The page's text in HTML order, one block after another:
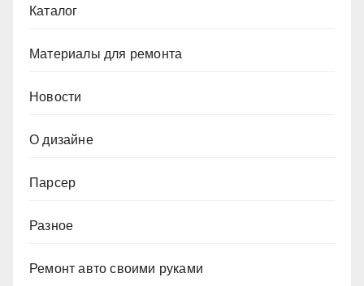
Каталог
Материалы для ремонта
Новости
О дизайне
Парсер
Разное
Ремонт авто своими руками